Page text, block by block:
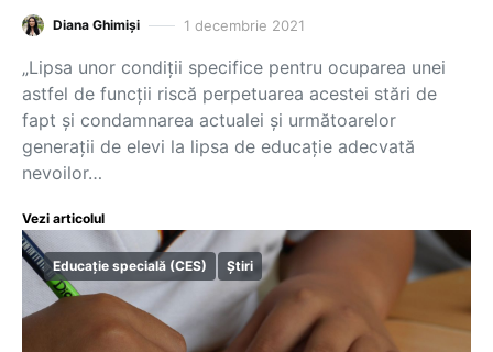
Diana Ghimiși 1 decembrie 2021
„Lipsa unor condiții specifice pentru ocuparea unei
astfel de funcții riscă perpetuarea acestei stări de
fapt și condamnarea actualei și următoarelor
generații de elevi la lipsa de educație adecvată
nevoilor…
Vezi articolul
Educație specială (CES) Știri